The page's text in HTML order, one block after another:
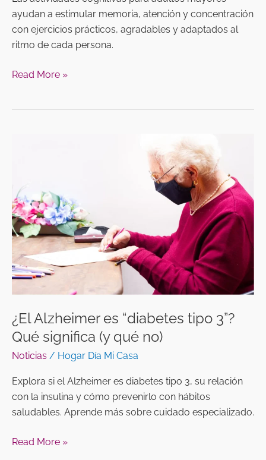
ayudan a estimular memoria, atención y concentración
con ejercicios prácticos, agradables y adaptados al
ritmo de cada persona.
Read More »
¿El Alzheimer es “diabetes tipo 3”?
Qué significa (y qué no)
Noticias / Hogar Día Mi Casa
Explora si el Alzheimer es diabetes tipo 3, su relación
con la insulina y cómo prevenirlo con hábitos
saludables. Aprende más sobre cuidado especializado.
“diabetes
tipo
3”?
Qué
significa
(y
qué
no)
Read More »